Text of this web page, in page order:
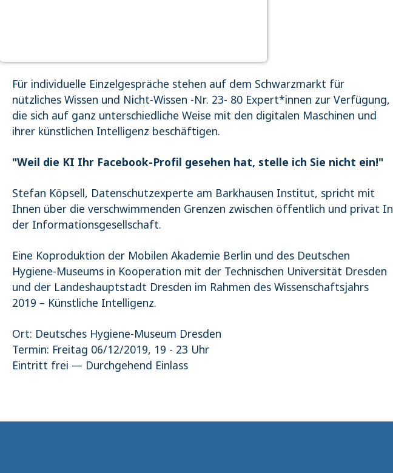
Für individuelle Einzelgespräche stehen auf dem Schwarzmarkt für
nützliches Wissen und Nicht-Wissen -Nr. 23- 80 Expert*innen zur Verfügung,
die sich auf ganz unterschiedliche Weise mit den digi­talen Maschinen und
ihrer künstlichen Intelligenz beschäftigen.
"Weil die KI Ihr Facebook-Profil gesehen hat, stelle ich Sie nicht ein!"
Stefan Köpsell, Datenschutzexperte am Barkhausen Institut, spricht mit
Ihnen über die verschwimmenden Grenzen zwischen öffentlich und privat In
der Informationsgesellschaft.
Eine Koproduktion der Mobilen Akademie Berlin und des Deutschen
Hygiene-Museums in Kooperation mit der Technischen Universität Dresden
und der Landeshauptstadt Dresden im Rahmen des Wissenschaftsjahrs
2019 – Künstliche Intelligenz.
Ort: Deutsches Hygiene-Museum Dresden
Termin: Freitag 06/12/2019, 19 - 23 Uhr
Eintritt frei — Durchgehend Einlass
1 Jahr
STATISTIK
Statistik Cookies erfassen Informationen anonym. Diese
Informationen helfen uns zu verstehen, wie unsere Besucher
unsere Website nutzen. Es werden keine Daten an Drittanbieter
übermittelt.
Matomo
_pk_id.1.4143
Cookie duration:
1 Year
Name:
_pk_ses.1.4143